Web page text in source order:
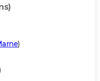
)